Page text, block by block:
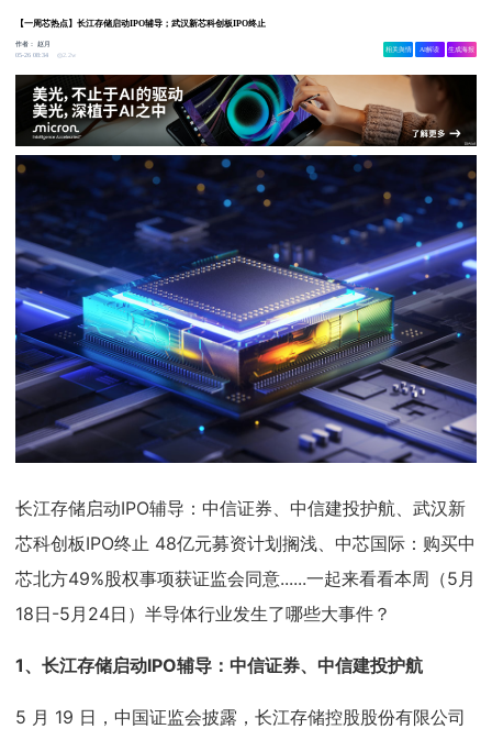
【一周芯热点】长江存储启动IPO辅导；武汉新芯科创板IPO终止
作者：赵月
05-26 08:34
2.2w
相关舆情 AI解读 生成海报
长江存储启动IPO辅导：中信证券、中信建投护航、武汉新
芯科创板IPO终止 48亿元募资计划搁浅、中芯国际：购买中
芯北方49%股权事项获证监会同意......一起来看看本周（5月
18日-5月24日）半导体行业发生了哪些大事件？
1、长江存储启动IPO辅导：中信证券、中信建投护航
5 月 19 日，中国证监会披露，长江存储控股股份有限公司